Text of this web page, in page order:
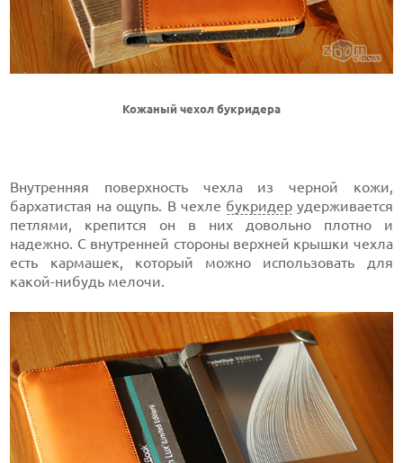
Кожаный чехол букридера
Внутренняя поверхность чехла из черной кожи,
бархатистая на ощупь. В чехле букридерудерживается
петлями, крепится он в них довольно плотно и
надежно. С внутренней стороны верхней крышки чехла
есть кармашек, который можно использовать для
какой-нибудь мелочи.